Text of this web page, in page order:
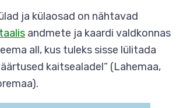
ja külaosad on nähtavad
andmete ja kaardi valdkonnas
all, kus tuleks sisse lülitada
kaitsealadel“ (Lahemaa,